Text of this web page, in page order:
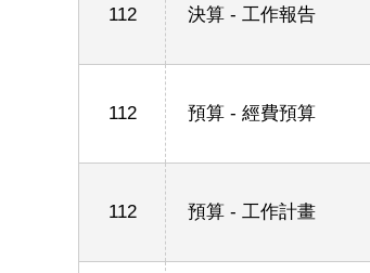
112 決算 - 工作報告
112 預算 - 經費預算
112 預算 - 工作計畫